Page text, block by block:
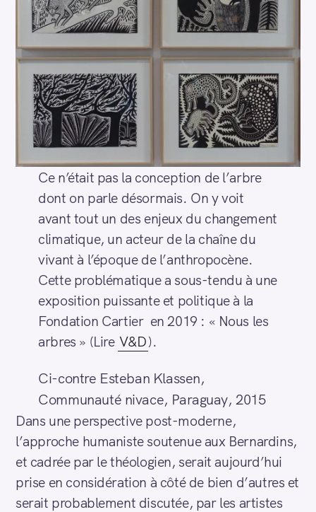
Ce n’était pas la conception de l’arbre
dont on parle désormais. On y voit
avant tout un des enjeux du changement
climatique, un acteur de la chaîne du
vivant à l’époque de l’anthropocène.
Cette problématique a sous-tendu à une
exposition puissante et politique à la
Fondation Cartier en 2019 : « Nous les
arbres » (Lire V&D).
Ci-contre Esteban Klassen,
Communauté nivace, Paraguay, 2015
Dans une perspective post-moderne,
l’approche humaniste soutenue aux Bernardins,
et cadrée par le théologien, serait aujourd’hui
prise en considération à côté de bien d’autres et
serait probablement discutée, par les artistes